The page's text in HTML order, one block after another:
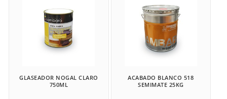
GLASEADOR NOGAL CLARO
750ML
ACABADO BLANCO 518
SEMIMATE 25KG